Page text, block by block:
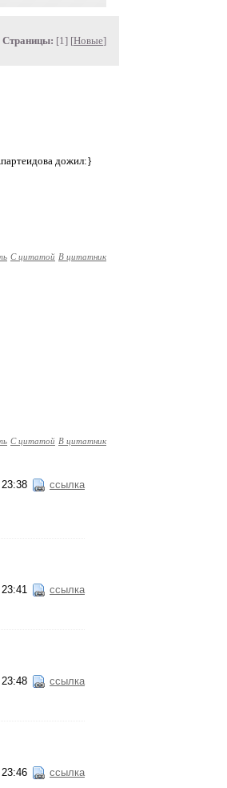
Страницы: [1] [Новые]
дожил:}
С цитатой В цитатник
С цитатой В цитатник
ссылка
ссылка
ссылка
ссылка